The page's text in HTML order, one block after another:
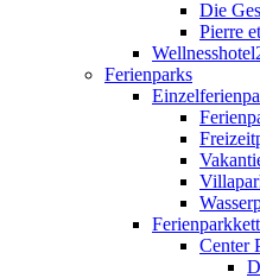
Die
Pierre
Ferienparks
Center